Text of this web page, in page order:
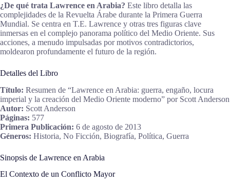
¿De qué trata Lawrence en Arabia? Este libro detalla las
complejidades de la Revuelta Árabe durante la Primera Guerra
Mundial. Se centra en T.E. Lawrence y otras tres figuras clave
inmersas en el complejo panorama político del Medio Oriente. Sus
acciones, a menudo impulsadas por motivos contradictorios,
moldearon profundamente el futuro de la región.
Detalles del Libro
Título: Resumen de “Lawrence en Arabia: guerra, engaño, locura
imperial y la creación del Medio Oriente moderno” por Scott Anderson
Autor: Scott Anderson
Páginas: 577
Primera Publicación: 6 de agosto de 2013
Géneros: Historia, No Ficción, Biografía, Política, Guerra
Sinopsis de Lawrence en Arabia
El Contexto de un Conflicto Mayor